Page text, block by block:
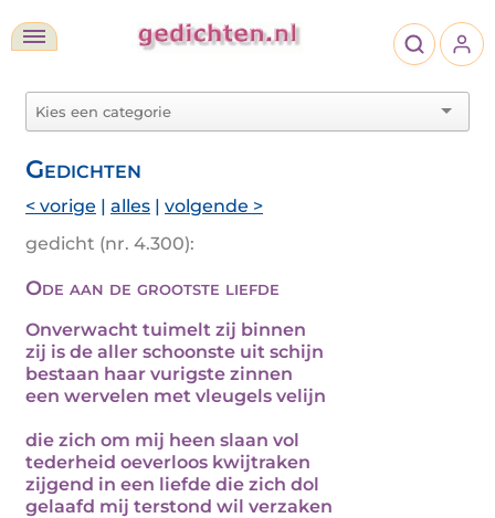
Gedichten
< vorige | alles | volgende >
gedicht (nr. 4.300):
Ode aan de grootste liefde
Onverwacht tuimelt zij binnen
zij is de aller schoonste uit schijn
bestaan haar vurigste zinnen
een wervelen met vleugels velijn
die zich om mij heen slaan vol
tederheid oeverloos kwijtraken
zijgend in een liefde die zich dol
gelaafd mij terstond wil verzaken